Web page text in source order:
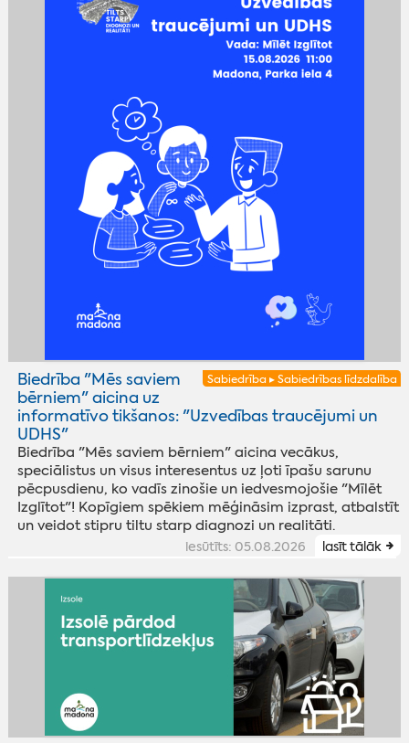
Sabiedrība ▸ Sabiedrības līdzdalība
Biedrība "Mēs saviem
bērniem" aicina uz
informatīvo tikšanos: "Uzvedības traucējumi un
UDHS"
Biedrība "Mēs saviem bērniem" aicina vecākus,
speciālistus un visus interesentus uz ļoti īpašu sarunu
pēcpusdienu, ko vadīs zinošie un iedvesmojošie "Mīlēt
Izglītot"! Kopīgiem spēkiem mēģināsim izprast, atbalstīt
un veidot stipru tiltu starp diagnozi un realitāti.
iesūtīts: 05.08.2026 lasīt tālāk